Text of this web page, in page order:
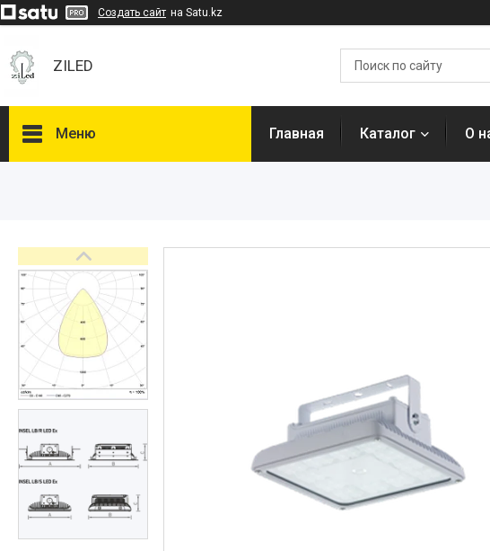
Создать сайт на Satu.kz
ZILED
Меню
ФАРЛАЙТ
АСТЗ
NLCO
INNOLUX
О нас
Отзывы
Главная Каталог О